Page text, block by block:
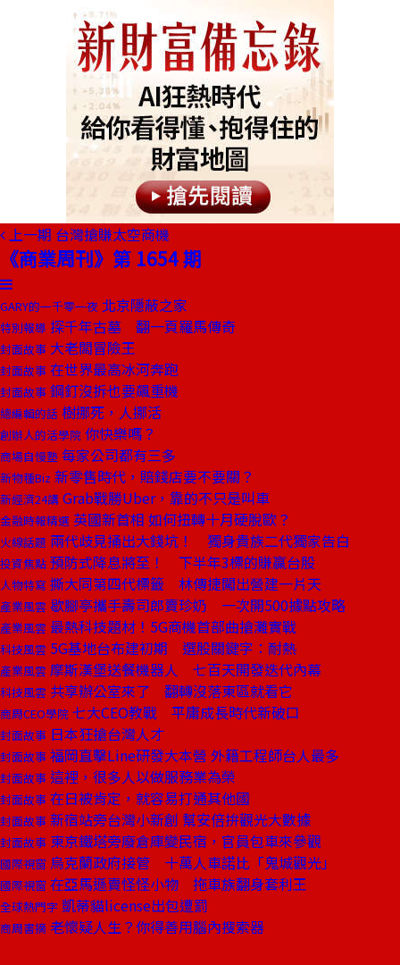
上一期 台灣搶賺太空商機
《商業周刊》第 1654 期
GARY的一千零一夜 北京隱蔽之家
特別報導 探千年古墓 翻一頁羅馬傳奇
封面故事 大老闆冒險王
封面故事 在世界最高冰河奔跑
封面故事 鋼釘沒拆也要飆重機
總編輯的話 樹挪死，人挪活
創辦人的活學院 你快樂嗎？
商場自慢塾 每家公司都有三多
新物種Biz 新零售時代，賠錢店要不要關？
新經濟24講 Grab戰勝Uber，靠的不只是叫車
金融時報精選 英國新首相 如何扭轉十月硬脫歐？
火線話題 兩代歧見捅出大錢坑！ 獨身貴族二代獨家告白
投資焦點 預防式降息將至！ 下半年3標的賺贏台股
人物特寫 撕大同第四代標籤 林傳捷闖出營建一片天
產業風雲 歇腳亭攜手壽司郎賣珍奶 一次開500據點攻略
產業風雲 最熱科技題材！5G商機首部曲搶灘實戰
科技風雲 5G基地台布建初期 選股關鍵字：耐熱
產業風雲 摩斯漢堡送餐機器人 七百天開發迭代內幕
科技風雲 共享辦公室來了 翻轉沒落東區就看它
商周CEO學院 七大CEO教戰 平庸成長時代新破口
封面故事 日本狂搶台灣人才
封面故事 福岡直擊Line研發大本營 外籍工程師台人最多
封面故事 這裡，很多人以做服務業為榮
封面故事 在日被肯定，就容易打通其他國
封面故事 新宿站旁台灣小新創 幫安倍拚觀光大數據
封面故事 東京鐵塔旁廢倉庫變民宿，官員包車來參觀
國際視窗 烏克蘭政府接管 十萬人車諾比「鬼城觀光」
國際視窗 在亞馬遜賣怪怪小物 拖車族翻身套利王
全球熱門字 凱蒂貓license出包遭罰
商周書摘 老懷疑人生？你得善用腦內搜索器